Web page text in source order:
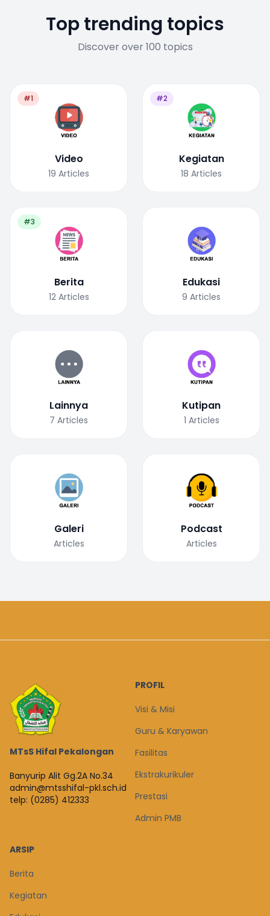
Top trending topics
Discover over 100 topics
#1
Video
19 Articles
#2
Kegiatan
18 Articles
#3
Berita
12 Articles
Edukasi
9 Articles
Lainnya
7 Articles
Kutipan
1 Articles
Galeri
Articles
Podcast
Articles
MTsS Hifal Pekalongan
Banyurip Alit Gg.2A No.34
admin@mtsshifal-pkl.sch.id
telp: (0285) 412333
PROFIL
Visi & Misi
Guru & Karyawan
Fasilitas
Ekstrakurikuler
Prestasi
Admin PMB
ARSIP
Berita
Kegiatan